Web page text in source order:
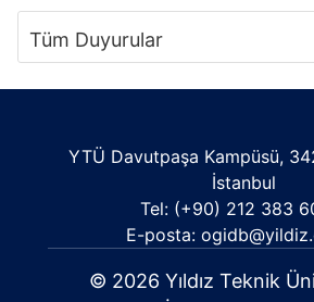
Tüm Duyurular
YTÜ Davutpaşa Kampüsü,
İstanbul
Tel: (+90) 212 383
E-posta:
© 2026 Yıldız Teknik